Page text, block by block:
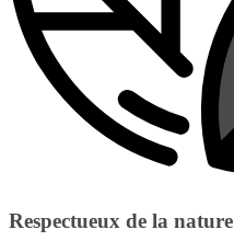
Respectueux de la nature